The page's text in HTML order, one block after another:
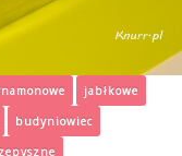
jabłkowe
budyniowiec